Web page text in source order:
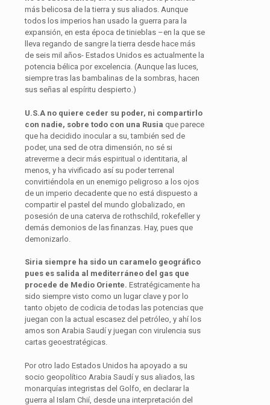
más belicosa de la tierra y sus aliados. Aunque
todos los imperios han usado la guerra para la
expansión, en esta época de tinieblas –en la que se
lleva regando de sangre la tierra desde hace más
de seis mil años- Estados Unidos es actualmente la
potencia bélica por excelencia. (Aunque las luces,
siempre tras las bambalinas de la sombras, hacen
sus señas al espíritu despierto.)
U.S.A no quiere ceder su poder, ni compartirlo
con nadie, sobre todo con una Rusia que parece
que ha decidido inocular a su, también sed de
poder, una sed de otra dimensión, no sé si
atreverme a decir más espiritual o identitaria, al
menos, y ha vivificado así su poder terrenal
convirtiéndola en un enemigo peligroso a los ojos
de un imperio decadente que no está dispuesto a
compartir el pastel del mundo globalizado, en
posesión de una caterva de rothschild, rokefeller y
demás demonios de las finanzas. Hay, pues que
demonizarlo.
Siria siempre ha sido un caramelo geográfico
pues es salida al mediterráneo del gas que
procede de Medio Oriente. Estratégicamente ha
sido siempre visto como un lugar clave y por lo
tanto objeto de codicia de todas las potencias que
juegan con la actual escasez del petróleo, y ahí los
amos son Arabia Saudí y juegan con virulencia sus
cartas geoestratégicas.
Por otro lado Estados Unidos ha apoyado a su
socio geopolítico Arabia Saudí y sus aliados, las
monarquías integristas del Golfo, en declarar la
guerra al Islam Chií, desde una interpretación del